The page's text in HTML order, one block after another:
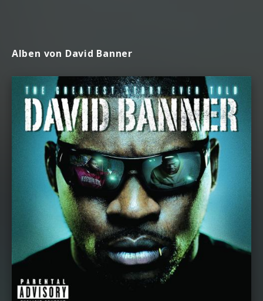
Alben von David Banner